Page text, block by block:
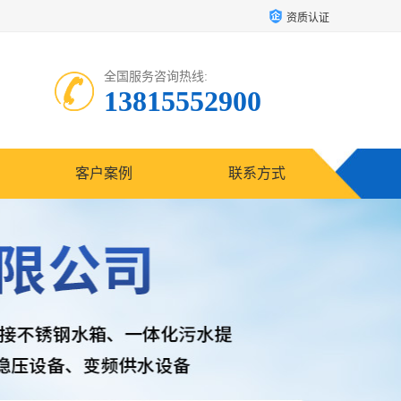
资质认证
全国服务咨询热线:
13815552900
客户案例 联系方式